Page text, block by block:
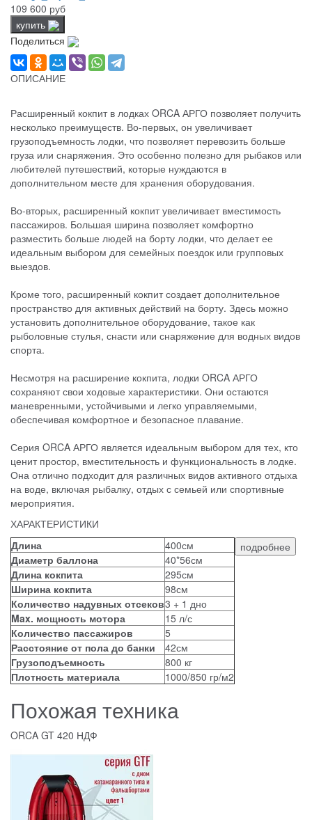
109 600 руб
купить
Поделиться
ОПИСАНИЕ
Расширенный кокпит в лодках ORCA АРГО позволяет получить
несколько преимуществ. Во-первых, он увеличивает
грузоподъемность лодки, что позволяет перевозить больше
груза или снаряжения. Это особенно полезно для рыбаков или
любителей путешествий, которые нуждаются в
дополнительном месте для хранения оборудования.
Во-вторых, расширенный кокпит увеличивает вместимость
пассажиров. Большая ширина позволяет комфортно
разместить больше людей на борту лодки, что делает ее
идеальным выбором для семейных поездок или групповых
выездов.
Кроме того, расширенный кокпит создает дополнительное
пространство для активных действий на борту. Здесь можно
установить дополнительное оборудование, такое как
рыболовные стулья, снасти или снаряжение для водных видов
спорта.
Несмотря на расширение кокпита, лодки ORCA АРГО
сохраняют свои ходовые характеристики. Они остаются
маневренными, устойчивыми и легко управляемыми,
обеспечивая комфортное и безопасное плавание.
Серия ORCA АРГО является идеальным выбором для тех, кто
ценит простор, вместительность и функциональность в лодке.
Она отлично подходит для различных видов активного отдыха
на воде, включая рыбалку, отдых с семьей или спортивные
мероприятия.
ХАРАКТЕРИСТИКИ
Длина
400см
Диаметр баллона
40*56см
Длина кокпита
295см
Ширина кокпита
98см
Количество надувных отсеков3 + 1 дно
Max. мощность мотора
15 л/с
Количество пассажиров
5
Расстояние от пола до банки
42см
Грузоподъемность
800 кг
Плотность материала
1000/850 гр/м2
подробнее
Похожая техника
ORCA GT 420 НДФ